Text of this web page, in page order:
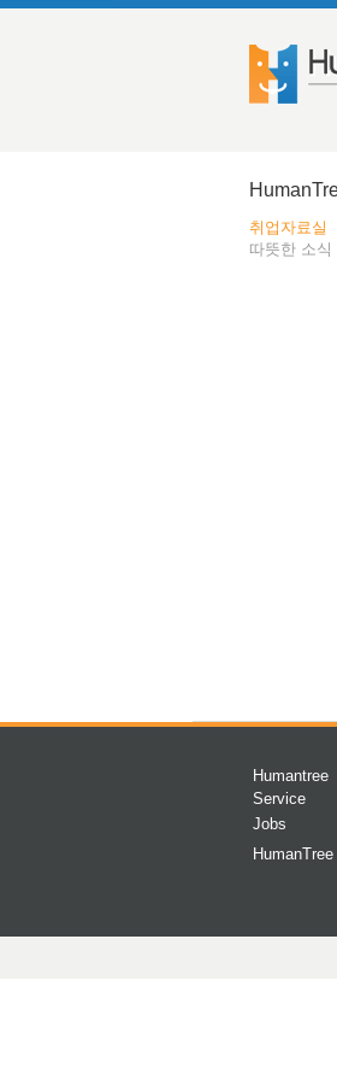
취업자료실
따뜻한 소식
Humantree
Service
Jobs